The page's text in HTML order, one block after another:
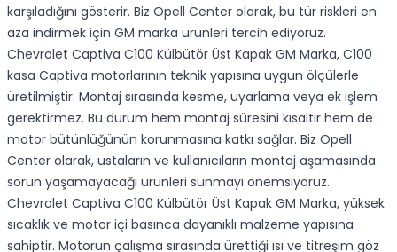
karşıladığını gösterir. Biz Opell Center olarak, bu tür riskleri en
aza indirmek için GM marka ürünleri tercih ediyoruz.
Chevrolet Captiva C100 Külbütör Üst Kapak GM Marka, C100
kasa Captiva motorlarının teknik yapısına uygun ölçülerle
üretilmiştir. Montaj sırasında kesme, uyarlama veya ek işlem
gerektirmez. Bu durum hem montaj süresini kısaltır hem de
motor bütünlüğünün korunmasına katkı sağlar. Biz Opell
Center olarak, ustaların ve kullanıcıların montaj aşamasında
sorun yaşamayacağı ürünleri sunmayı önemsiyoruz.
Chevrolet Captiva C100 Külbütör Üst Kapak GM Marka, yüksek
sıcaklık ve motor içi basınca dayanıklı malzeme yapısına
sahiptir. Motorun çalışma sırasında ürettiği ısı ve titreşim göz